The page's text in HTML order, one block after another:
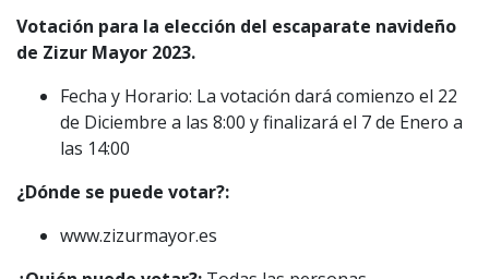
Votación para la elección del escaparate navideño
de Zizur Mayor 2023.
Fecha y Horario: La votación dará comienzo el 22
de Diciembre a las 8:00 y finalizará el 7 de Enero a
las 14:00
¿Dónde se puede votar?:
www.zizurmayor.es